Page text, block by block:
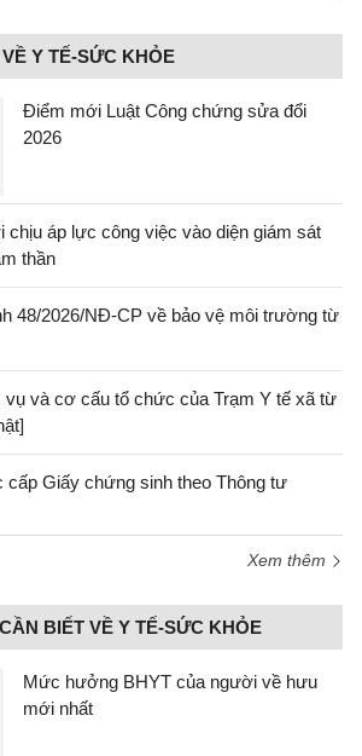
Y TẾ-SỨC KHỎE
Điểm mới Luật Công chứng sửa đổi
2026
áp lực công việc vào diện giám sát
thần
48/2026/NĐ-CP về bảo vệ môi trường từ
vụ và cơ cấu tổ chức của Trạm Y tế xã từ
cấp Giấy chứng sinh theo Thông tư
Xem thêm
BIẾT VỀ Y TẾ-SỨC KHỎE
Mức hưởng BHYT của người về hưu
mới nhất